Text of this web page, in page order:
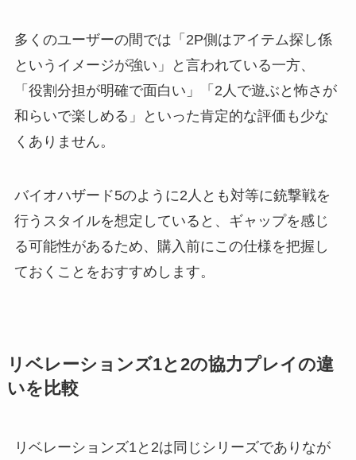
多くのユーザーの間では「2P側はアイテム探し係
というイメージが強い」と言われている一方、
「役割分担が明確で面白い」「2人で遊ぶと怖さが
和らいで楽しめる」といった肯定的な評価も少な
くありません。
バイオハザード5のように2人とも対等に銃撃戦を
行うスタイルを想定していると、ギャップを感じ
る可能性があるため、購入前にこの仕様を把握し
ておくことをおすすめします。
リベレーションズ1と2の協力プレイの違
いを比較
リベレーションズ1と2は同じシリーズでありなが